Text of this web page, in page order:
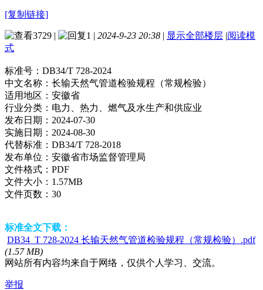
[复制链接]
3729 | 1 | 2024-9-23 20:38 | 显示全部楼层 |阅读模
式
标准号： DB34/T 728-2024
中文名称： 长输天然气管道检验规程（常规检验）
适用地区： 安徽省
行业分类： 电力、热力、燃气及水生产和供应业
发布日期： 2024-07-30
实施日期： 2024-08-30
代替标准： DB34/T 728-2018
发布单位： 安徽省市场监督管理局
文件格式： PDF
文件大小： 1.57MB
文件页数： 30
标准全文下载：
DB34_T 728-2024 长输天然气管道检验规程（常规检验）.pdf
(1.57 MB)
网站所有内容均来自于网络，仅供个人学习、交流。
举报